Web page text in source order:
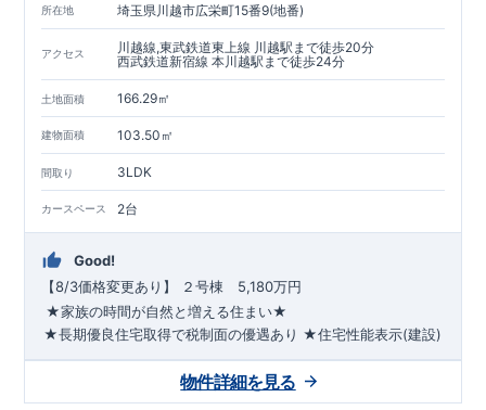
所在地 埼玉県川越市広栄町15番9(地番)
アクセス
川越線,東武鉄道東上線 川越駅まで徒歩20分
西武鉄道新宿線 本川越駅まで徒歩24分
土地面積 166.29㎡
建物面積 103.50㎡
間取り 3LDK
カースペース 2台
Good!
【8/3価格変更あり】 ​２号棟 5,180万円
★家族の時間が自然と増える住まい★
★長期優良住宅取得で税制面の優遇あり ★住宅性能表示(建設)
共働き世帯におすすめな設備◆◇
●完成しました● 閑静な住宅街に位置し、子育てファミリーに
物件詳細を見る